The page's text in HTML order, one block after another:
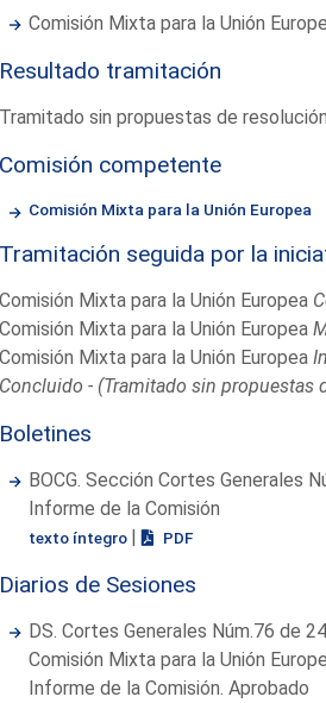
Comisión Mixta para la Unión
Resultado tramitación
Tramitado sin propuestas de resolución
Comisión competente
Comisión Mixta para la Unión Europea
Tramitación seguida por la
Comisión Mixta para la Unión Europea
Comisión Mixta para la Unión Europea
Comisión Mixta para la Unión Europea
Concluido - (Tramitado sin propuestas
Boletines
BOCG. Sección Cortes Generales
Informe de la Comisión
texto íntegro | PDF
Diarios de Sesiones
DS. Cortes Generales Núm.76 de
Comisión Mixta para la Unión
Informe de la Comisión. Aprobado